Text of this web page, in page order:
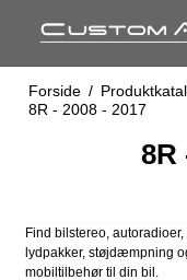
Forside /
8R - 2008 - 2017
8R
Find bilstereo,
lydpakker, støjdæmpning
mobiltilbehør til din bil.